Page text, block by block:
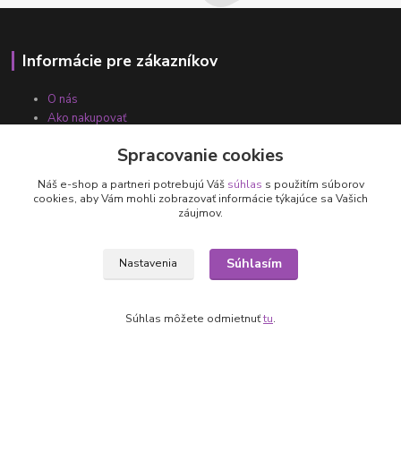
Informácie pre zákazníkov
O nás
Ako nakupovať
Spracovanie cookies
Náš e-shop a partneri potrebujú Váš súhlas s použitím súborov
cookies, aby Vám mohli zobrazovať informácie týkajúce sa Vašich
záujmov.
Nastavenia Súhlasím
Súhlas môžete odmietnuťtu.